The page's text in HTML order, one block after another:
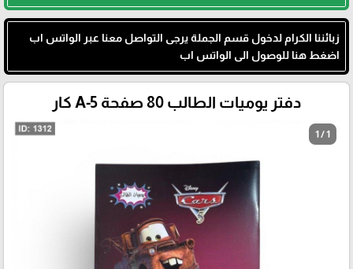
زبائننا الكرام لدخول قسم الجملة يرجى التواصل معنا عبر الواتس اب
اضغط هنا للوصول الى الواتس اب
دفتر يوميات الطالب 80 صفحة A-5 كار
1 / 1